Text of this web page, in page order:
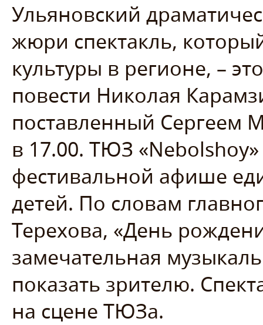
Ульяновский
жюри спектакль,
культуры в регионе, –
повести Николая
поставленный Сергеем
в 17.00. ТЮЗ
фестивальной афише
детей. По словам
Терехова, «День
замечательная
показать зрителю.
на сцене ТЮЗа.